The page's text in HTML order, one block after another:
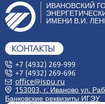
ИВАНОВСКИЙ
ИМЕНИ В.И.
+7 (4932) 269-999
+7 (4932) 269-696
office@ispu.ru
153003, г. Иваново ул.
Банковские реквизиты ИГЭУ